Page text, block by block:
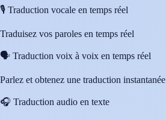
🎙️ Traduction vocale en temps réel
Traduisez vos paroles en temps réel
🗣️ Traduction voix à voix en temps réel
Parlez et obtenez une traduction instantanée
🎧 Traduction audio en texte